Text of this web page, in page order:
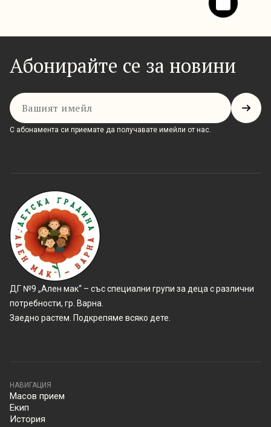
Абонирайте се за новини
Имейл
С абонамента си приемате да получавате имейли от нас.
ДГ №9 „Ален мак“ – със специални групи за деца с различни
потребности, гр. Варна.
Заедно растем. Подкрепяме всяко дете.
НАВИГАЦИЯ
Масов прием
Екип
История